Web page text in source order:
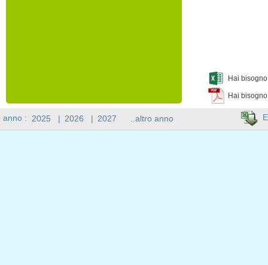
Hai
Hai
anno : 2025 | 2026 | 2027 ..altro anno